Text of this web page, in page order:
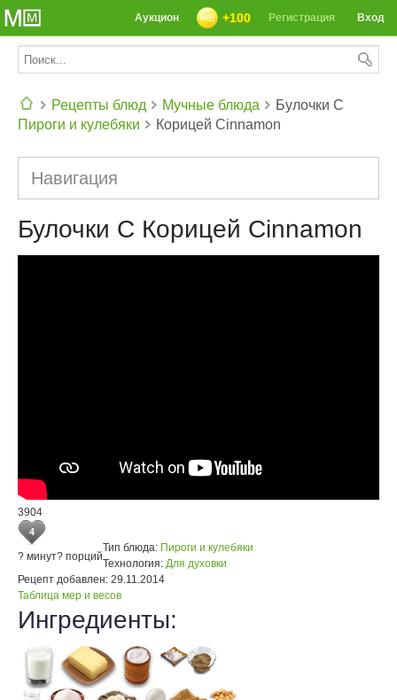
Вход
Регистрация
+100
Аукцион
Рецепты блюд
Мучные блюда
Пироги и кулебяки
Булочки С
Корицей Cinnamon
Навигация
Булочки С Корицей Cinnamon
3904
4
? минут? порций
Тип блюда: Пироги и кулебяки
Технология: Для духовки
Рецепт добавлен: 29.11.2014
Таблица мер и весов
Ингредиенты: